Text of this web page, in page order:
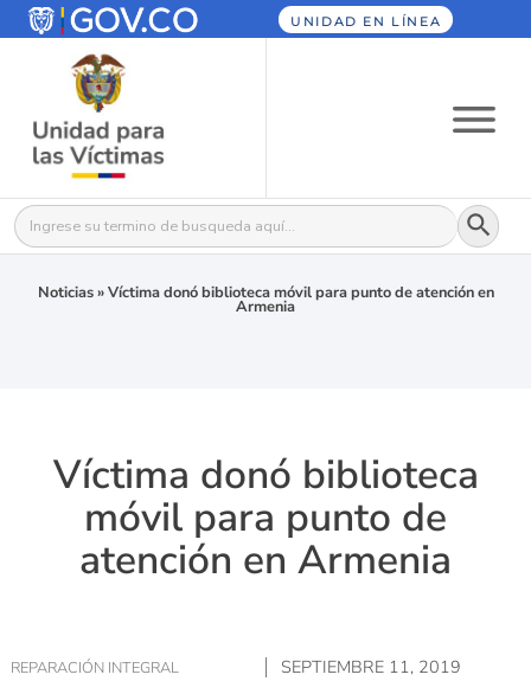
UNIDAD EN LÍNEA
Buscar: Botón
Noticias»Víctima donó biblioteca móvil para punto de atención en
Armenia
Víctima donó biblioteca
móvil para punto de
atención en Armenia
REPARACIÓN INTEGRAL SEPTIEMBRE 11, 2019